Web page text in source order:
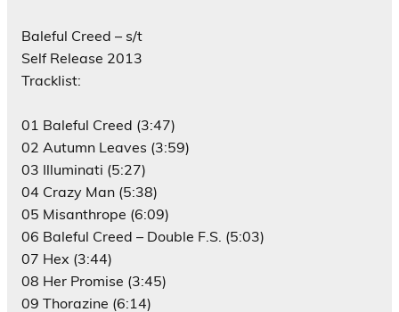
Baleful Creed – s/t
Self Release 2013
Tracklist:
01 Baleful Creed (3:47)
02 Autumn Leaves (3:59)
03 Illuminati (5:27)
04 Crazy Man (5:38)
05 Misanthrope (6:09)
06 Baleful Creed – Double F.S. (5:03)
07 Hex (3:44)
08 Her Promise (3:45)
09 Thorazine (6:14)